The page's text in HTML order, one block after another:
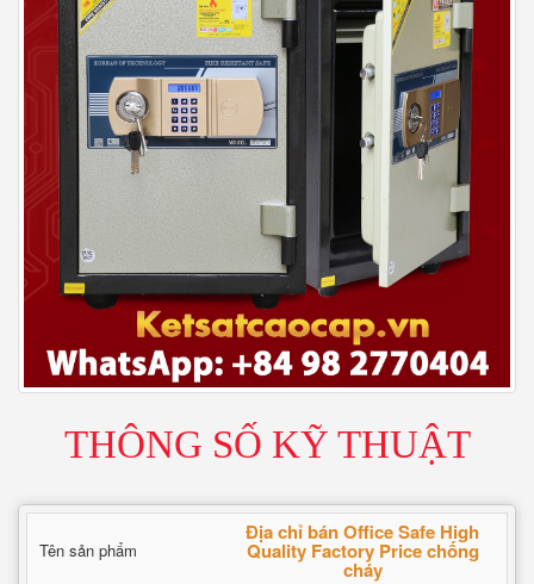
THÔNG SỐ KỸ THUẬT
Tên sản phẩm
Địa chỉ bán Office Safe High
Quality Factory Price chống
cháy